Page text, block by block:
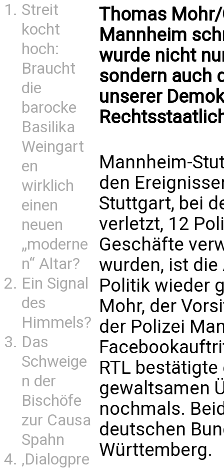
Streit
kocht
hoch:
Braucht
die
barocke
Basilika
Weingart
en
wirklich
einen
neuen
„moderne
n“ Altar?
Ein Signal
des
Himmels?
Das
Schweige
n der
Bischöfe
zur Causa
Spahn
‚Dialogpre
Thomas
Mannheim
wurde nicht
sondern auch
unserer
Mannheim-
den
Stuttgart, bei
verletzt, 12
Geschäfte
wurden, ist
Politik wieder
Mohr, der
der Polizei
RTL
gewaltsamen
nochmals.
deutschen
Württemberg.